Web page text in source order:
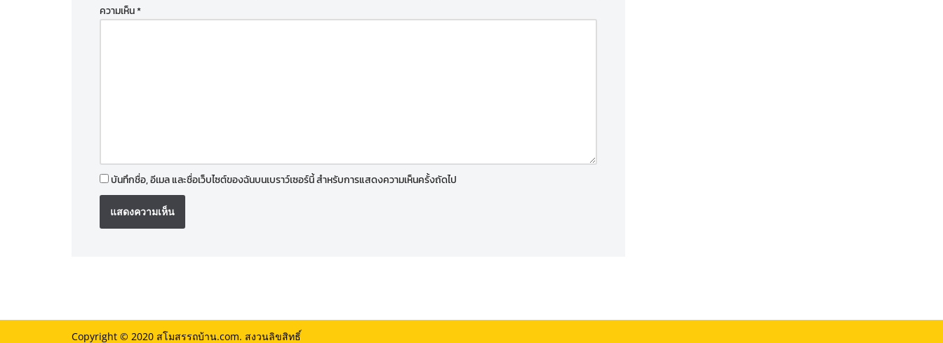
ความเห็น*
บันทึกชื่อ, อีเมล และชื่อเว็บไซต์ของฉันบนเบราว์เซอร์นี้ สำหรับการแสดงความเห็นครั้งถัดไป
Copyright © 2020 สโมสรรถบ้าน.com. สงวนลิขสิทธิ์